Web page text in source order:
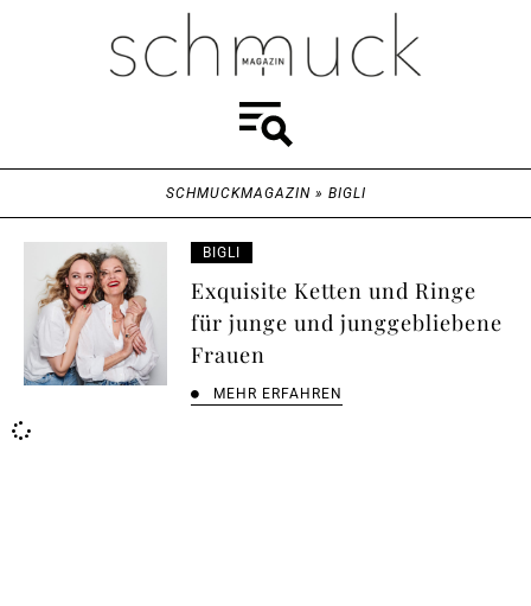
SCHMUCKMAGAZIN» BIGLI
BIGLI
Exquisite Ketten und Ringe
für junge und junggebliebene
Frauen
MEHR ERFAHREN